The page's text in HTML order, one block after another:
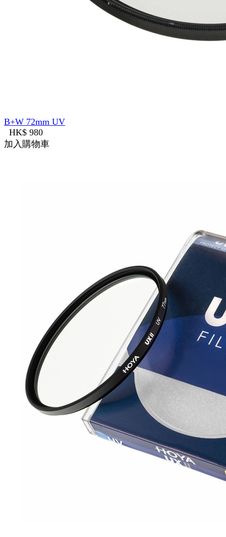
B+W 72mm UV
HK$ 980
加入購物車